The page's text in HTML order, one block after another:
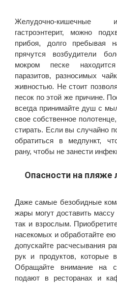
Желудочно-кишечные
гастроэнтерит, можно
прибоя, долго пребывая
прячутся возбудители
мокром песке
паразитов, разносимых
живностью. Не стоит
песок по этой же причине.
всегда принимайте душ с
свое собственное
стирать. Если вы случайно
обратиться в медпункт,
рану, чтобы не занести
Опасности на
Даже самые безобидные
жары могут доставить массу
так и взрослым.
насекомых и обработайте
допускайте расчесывания
рук и продуктов, которые
Обращайте внимание на
подают в ресторанах и